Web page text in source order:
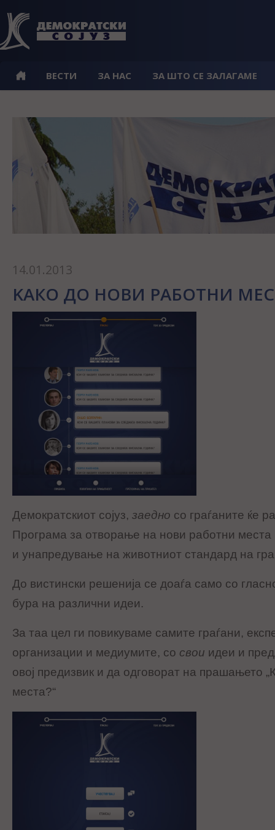
ВЕСТИ ЗА НАС ЗА ШТО СЕ ЗАЛАГАМЕ
14.01.2013
KАКО ДО НОВИ РАБОТНИ
Демократскиот сојуз, заедно со граѓаните ќе
Програма за отворање на нови работни места
и унапредување на животниот стандард на
До вистински решенија се доаѓа само со
бура на различни идеи.
За таа цел ги повикуваме самите граѓани,
организации и медиумите, со свои идеи и
овој предизвик и да одговорат на прашањето
места?“